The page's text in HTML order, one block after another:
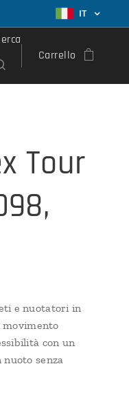
IT
Carrello
Tour
e nuotatori in
movimento
con un
senza